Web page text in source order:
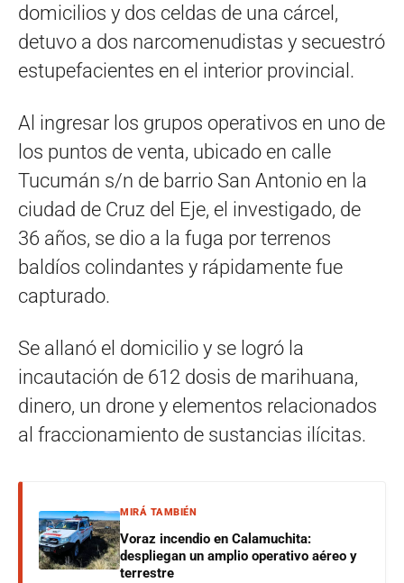
domicilios y dos celdas de una cárcel,
detuvo a dos narcomenudistas y secuestró
estupefacientes en el interior provincial.
Al ingresar los grupos operativos en uno de
los puntos de venta, ubicado en calle
Tucumán s/n de barrio San Antonio en la
ciudad de Cruz del Eje, el investigado, de
36 años, se dio a la fuga por terrenos
baldíos colindantes y rápidamente fue
capturado.
Se allanó el domicilio y se logró la
incautación de 612 dosis de marihuana,
dinero, un drone y elementos relacionados
al fraccionamiento de sustancias ilícitas.
MIRÁ TAMBIÉN
Voraz incendio en Calamuchita:
despliegan un amplio operativo aéreo y
terrestre